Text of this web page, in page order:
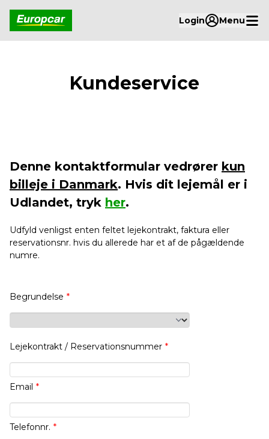
Login Menu
Kundeservice
Denne kontaktformular vedrører kun
billeje i Danmark. Hvis dit lejemål er i
Udlandet, tryk her.
Udfyld venligst enten feltet lejekontrakt, faktura eller
reservationsnr. hvis du allerede har et af de pågældende
numre.
Begrundelse *
Lejekontrakt / Reservationsnummer *
Email *
Telefonnr. *